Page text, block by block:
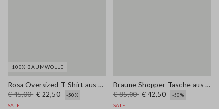
100% BAUMWOLLE
Rosa Oversized-T-Shirt aus reiner Baumwolle mit Sonnenprint
€ 45,00 € 22,50
-50%
SALE
Braune Shopper-Tasche aus reinem Papierstoff mit Fransen und Blumenapplikation
€ 85,00 € 42,50
-50%
SALE